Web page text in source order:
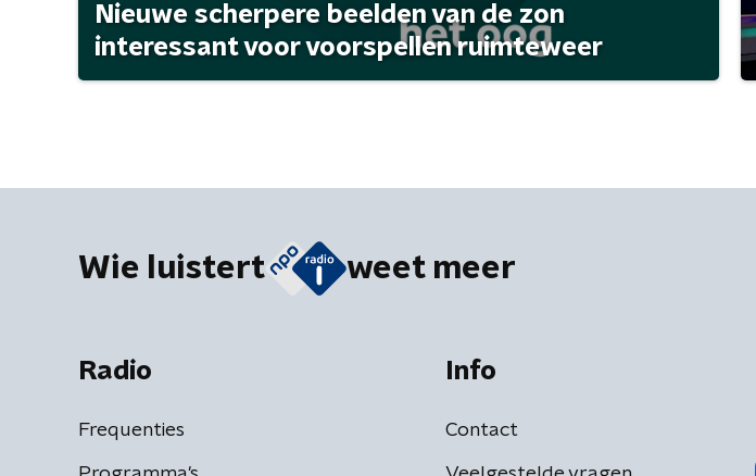
Nieuwe scherpere beelden van de zon
interessant voor voorspellen ruimteweer
Wie luistert weet meer
Radio
Frequenties
Info
Contact